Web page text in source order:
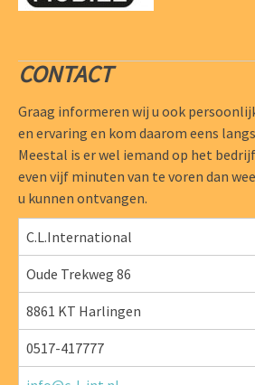
CONTACT
Graag informeren wij u ook
en ervaring en kom daarom eens
Meestal is er wel iemand op het
even vijf minuten van te voren dan
u kunnen ontvangen.
C.L.International
Oude Trekweg 86
8861 KT Harlingen
0517-417777